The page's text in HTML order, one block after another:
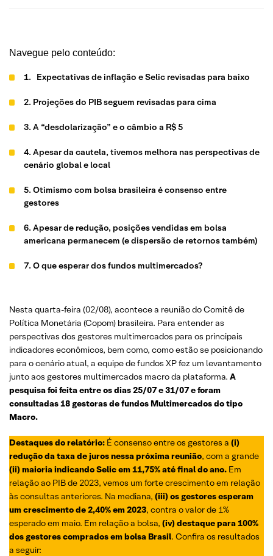
Navegue pelo conteúdo:
1. Expectativas de inflação e Selic revisadas para baixo
2. Projeções do PIB seguem revisadas para cima
3. A “desdolarização” e o câmbio a R$ 5
4. Apesar da cautela, tivemos melhora nas perspectivas de
cenário global e local
5. Otimismo com bolsa brasileira é consenso entre
gestores
6. Apesar de redução, posições vendidas em bolsa
americana permanecem (e dispersão de retornos também)
7. O que esperar dos fundos multimercados?
Nesta quarta-feira (02/08), acontece a reunião do Comitê de
Política Monetária (Copom) brasileira. Para entender as
perspectivas dos gestores multimercados para os principais
indicadores econômicos, bem como, como estão se posicionando
para o cenário atual, a equipe de fundos XP fez um levantamento
junto aos gestores multimercados macro da plataforma. A
pesquisa foi feita entre os dias 25/07 e 31/07 e foram
consultadas 18 gestoras de fundos Multimercados do tipo
Macro.
Destaquesdo relatório: É consenso entre os gestores a (i)
redução da taxa de juros nessa próxima reunião, com a grande
(ii) maioria indicando Selic em 11,75% até final do ano. Em
relação ao PIB de 2023, vemos um forte crescimento em relação
às consultas anteriores. Na mediana, (iii) os gestores esperam
um crescimento de 2,40% em 2023, contra o valor de 1%
esperado em maio. Em relação a bolsa, (iv) destaque para 100%
dos gestores comprados em bolsa Brasil. Confira os resultados
a seguir: